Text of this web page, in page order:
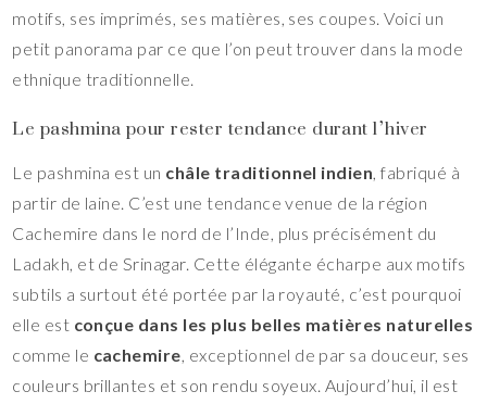
motifs, ses imprimés, ses matières, ses coupes. Voici un
petit panorama par ce que l’on peut trouver dans la mode
ethnique traditionnelle.
Le pashmina pour rester tendance durant l’hiver
Le pashmina est un châle traditionnel indien, fabriqué à
partir de laine. C’est une tendance venue de la région
Cachemire dans le nord de l’Inde, plus précisément du
Ladakh, et de Srinagar. Cette élégante écharpe aux motifs
subtils a surtout été portée par la royauté, c’est pourquoi
elle est conçue dans les plus belles matières naturelles
comme le cachemire, exceptionnel de par sa douceur, ses
couleurs brillantes et son rendu soyeux. Aujourd’hui, il est